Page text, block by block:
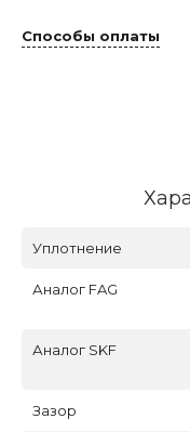
Способы оплаты
Уплотнение
Аналог FAG
Аналог SKF
Зазор